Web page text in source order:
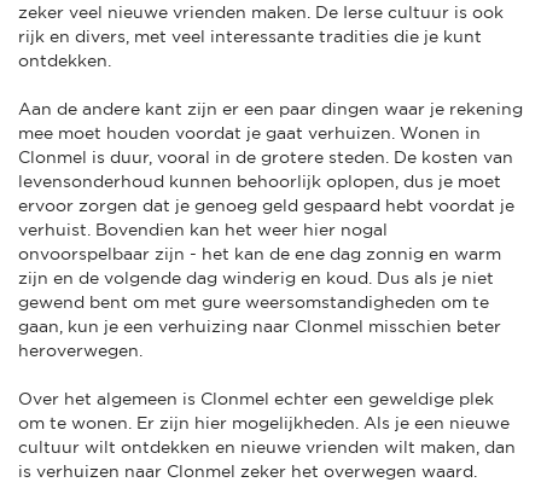
zeker veel nieuwe vrienden maken. De Ierse cultuur is ook
rijk en divers, met veel interessante tradities die je kunt
ontdekken.
Aan de andere kant zijn er een paar dingen waar je rekening
mee moet houden voordat je gaat verhuizen. Wonen in
Clonmel is duur, vooral in de grotere steden. De kosten van
levensonderhoud kunnen behoorlijk oplopen, dus je moet
ervoor zorgen dat je genoeg geld gespaard hebt voordat je
verhuist. Bovendien kan het weer hier nogal
onvoorspelbaar zijn - het kan de ene dag zonnig en warm
zijn en de volgende dag winderig en koud. Dus als je niet
gewend bent om met gure weersomstandigheden om te
gaan, kun je een verhuizing naar Clonmel misschien beter
heroverwegen.
Over het algemeen is Clonmel echter een geweldige plek
om te wonen. Er zijn hier mogelijkheden. Als je een nieuwe
cultuur wilt ontdekken en nieuwe vrienden wilt maken, dan
is verhuizen naar Clonmel zeker het overwegen waard.